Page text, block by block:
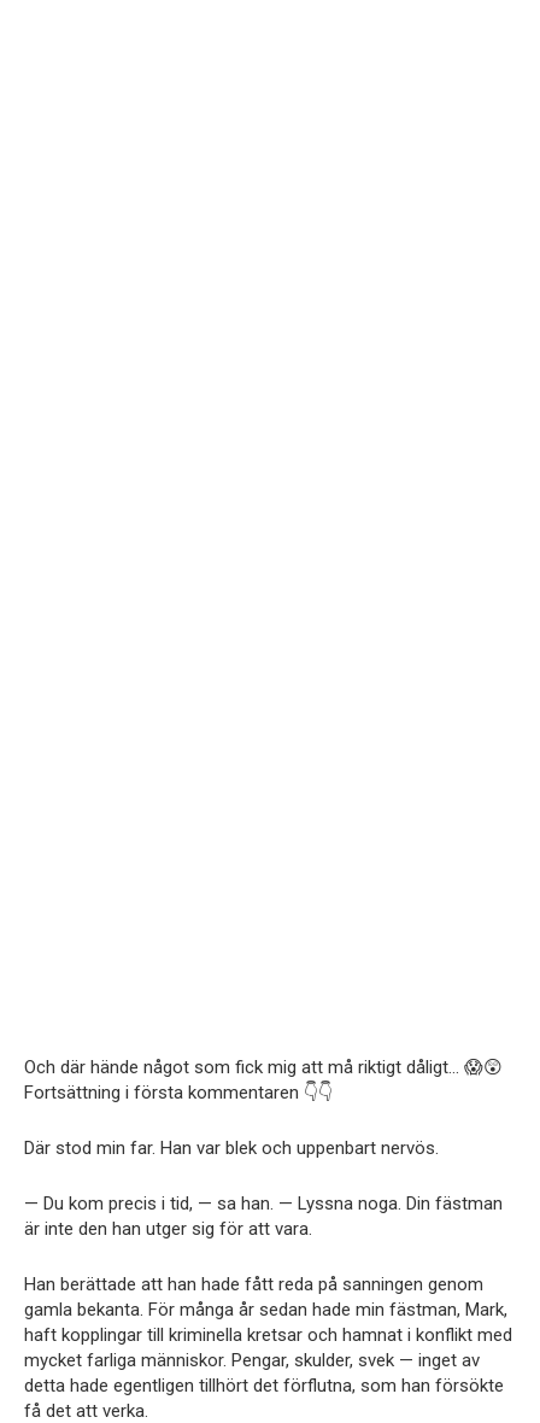
Och där hände något som fick mig att må riktigt dåligt… 😱😲
Fortsättning i första kommentaren 👇👇
Där stod min far. Han var blek och uppenbart nervös.
— Du kom precis i tid, — sa han. — Lyssna noga. Din fästman
är inte den han utger sig för att vara.
Han berättade att han hade fått reda på sanningen genom
gamla bekanta. För många år sedan hade min fästman, Mark,
haft kopplingar till kriminella kretsar och hamnat i konflikt med
mycket farliga människor. Pengar, skulder, svek — inget av
detta hade egentligen tillhört det förflutna, som han försökte
få det att verka.